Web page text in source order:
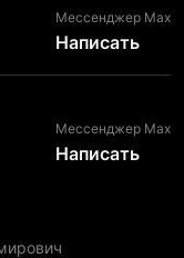
Мессенджер Max
Написать
Мессенджер Max
Написать